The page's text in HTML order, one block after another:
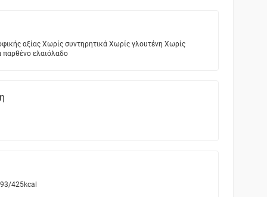
αξίας Χωρίς συντηρητικά Χωρίς γλουτένη Χωρίς
παρθένο ελαιόλαδο
425kcal